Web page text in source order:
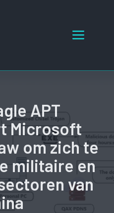
Menu
APT
Microsoft
om zich te
militaire en
van